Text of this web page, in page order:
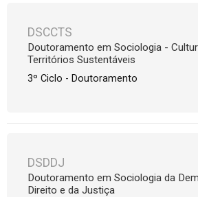
DSCCTS
Doutoramento em Sociologia -
Territórios Sustentáveis
3º Ciclo - Doutoramento
DSDDJ
Doutoramento em Sociologia da
Direito e da Justiça